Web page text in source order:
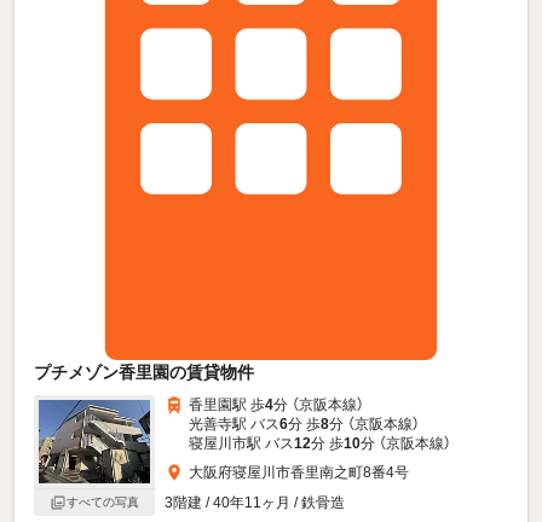
プチメゾン香里園の賃貸物件
すべての写真
香里園駅 歩4分 （京阪本線）
光善寺駅 バス6分 歩8分 （京阪本線）
寝屋川市駅 バス12分 歩10分 （京阪本線）
大阪府寝屋川市香里南之町8番4号
3階建 / 40年11ヶ月 / 鉄骨造